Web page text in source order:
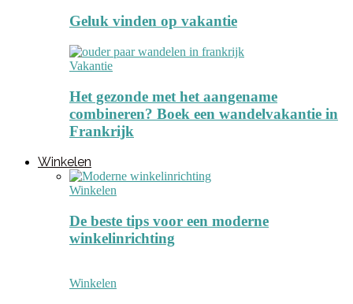
Geluk vinden op vakantie
Vakantie
Het gezonde met het aangename
combineren? Boek een wandelvakantie in
Frankrijk
Winkelen
Winkelen
De beste tips voor een moderne
winkelinrichting
Winkelen